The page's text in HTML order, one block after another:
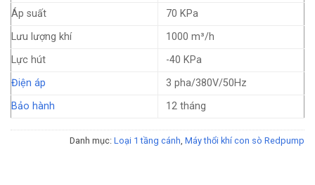
Áp suất
70 KPa
Lưu lượng khí
1000 m³/h
Lực hút
-40 KPa
Điện áp
3 pha/380V/50Hz
Bảo hành
12 tháng
Danh mục: Loại 1 tầng cánh Máy thổi khí con sò Redpump